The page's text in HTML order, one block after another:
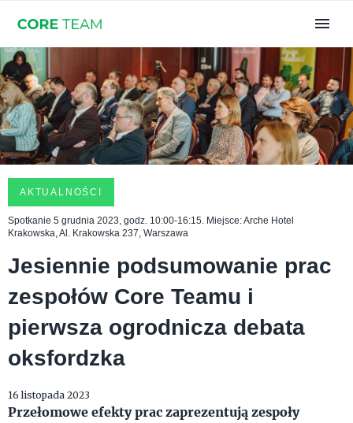
AKTUALNOŚCI
Spotkanie 5 grudnia 2023, godz. 10:00-16:15. Miejsce: Arche Hotel
Krakowska, Al. Krakowska 237, Warszawa
Jesiennie podsumowanie prac
zespołów Core Teamu i
pierwsza ogrodnicza debata
oksfordzka
16 listopada 2023
Przełomowe efekty prac zaprezentują zespoły